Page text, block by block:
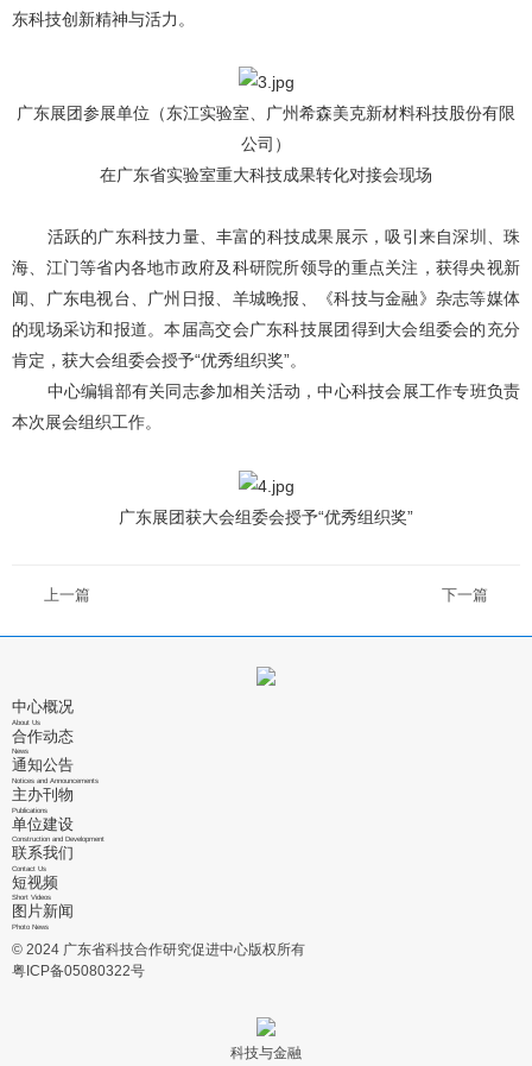
东科技创新精神与活力。
广东展团参展单位（东江实验室、广州希森美克新材料科技股份有限
公司）
在广东省实验室重大科技成果转化对接会现场
活跃的广东科技力量、丰富的科技成果展示，吸引来自深圳、珠
海、江门等省内各地市政府及科研院所领导的重点关注，获得央视新
闻、广东电视台、广州日报、羊城晚报、《科技与金融》杂志等媒体
的现场采访和报道。本届高交会广东科技展团得到大会组委会的充分
肯定，获大会组委会授予“优秀组织奖”。
中心编辑部有关同志参加相关活动，中心科技会展工作专班负责
本次展会组织工作。
广东展团获大会组委会授予“优秀组织奖”
上一篇 下一篇
中心概况
About Us
合作动态
News
通知公告
Notices and Announcements
主办刊物
Publications
单位建设
Construction and Development
联系我们
Contact Us
短视频
Short Videos
图片新闻
Photo News
© 2024 广东省科技合作研究促进中心版权所有
粤ICP备05080322号
科技与金融